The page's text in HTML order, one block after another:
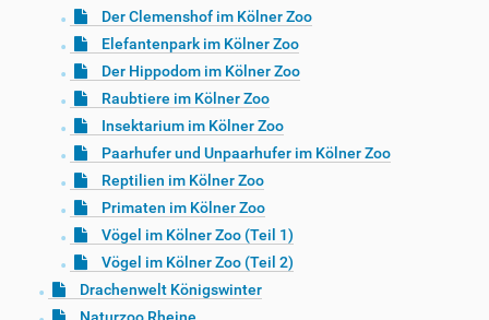
Der Clemenshof im Kölner Zoo
Elefantenpark im Kölner Zoo
Der Hippodom im Kölner Zoo
Raubtiere im Kölner Zoo
Insektarium im Kölner Zoo
Paarhufer und Unpaarhufer im Kölner Zoo
Reptilien im Kölner Zoo
Primaten im Kölner Zoo
Vögel im Kölner Zoo (Teil 1)
Vögel im Kölner Zoo (Teil 2)
Drachenwelt Königswinter